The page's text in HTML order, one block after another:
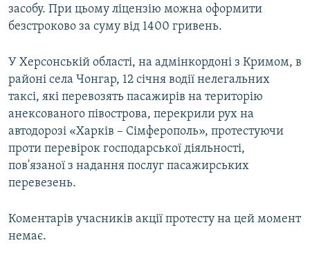
засобу. При цьому ліцензію можна оформити
безстроково за суму від 1400 гривень.
У Херсонській області, на адмінкордоні з Кримом, в
районі села Чонгар, 12 січня водії нелегальних
таксі, які перевозять пасажирів на територію
анексованого півострова, перекрили рух на
автодорозі «Харків – Сімферополь», протестуючи
проти перевірок господарської діяльності,
пов'язаної з надання послуг пасажирських
перевезень.
Коментарів учасників акції протесту на цей момент
немає.